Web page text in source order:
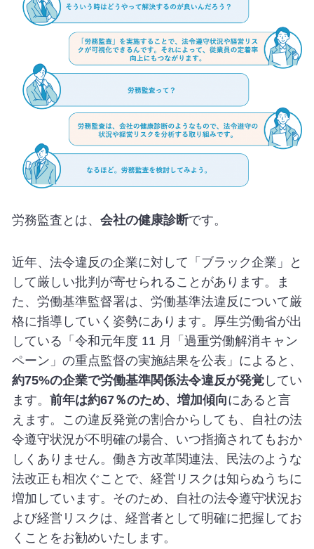
労務監査とは、 会社の健康診断です。
近年、法令違反の企業に対して「ブラック企業」と
して厳しい批判が寄せられることがあります。ま
た、労働基準監督署は、労働基準法違反について厳
格に指導していく姿勢にあります。厚生労働省が出
している「令和元年度 11 月「過重労働解消キャン
ペーン」の重点監督の実施結果を公表」によると、
約75%の企業で労働基準関係法令違反が発覚してい
ます。 前年は約67％のため、増加傾向にあると言
えます。この違反発覚の割合からしても、自社の法
令遵守状況が不明確の場合、いつ指摘されてもおか
しくありません。働き方改革関連法、民法のような
法改正も相次ぐことで、経営リスクは知らぬうちに
増加しています。そのため、自社の法令遵守状況お
よび経営リスクは、経営者として明確に把握してお
くことをお勧めいたします。